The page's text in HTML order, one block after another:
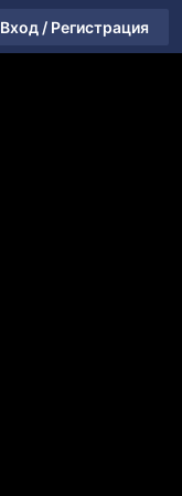
Вход / Регистрация